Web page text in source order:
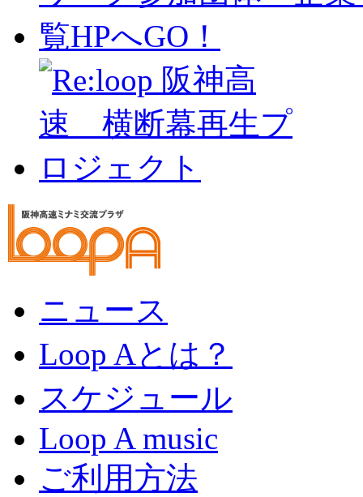
ニュース
Loop Aとは？
スケジュール
Loop A music
ご利用方法